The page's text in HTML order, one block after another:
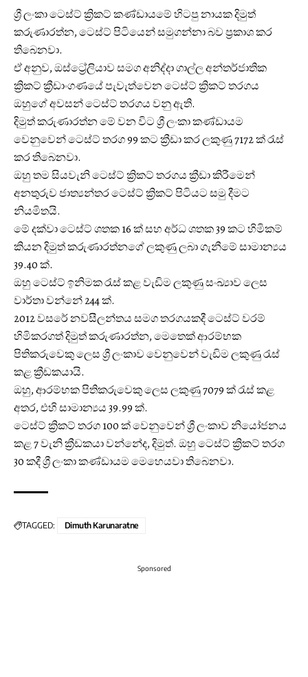
ශ්‍රී ලංකා ටෙස්ට් ක්‍රිකට් කණ්ඩායමේ හිටපු නායක දිමුත්
කරුණාරත්න, ටෙස්ට් පිටියෙන් සමුගන්නා බව ප්‍රකාශ කර
තිබෙනවා.
ඒ අනුව, ඔස්ට්‍රේලියාව සමග අනිද්දා ගාල්ල අන්තර්ජාතික
ක්‍රිකට් ක්‍රීඩාංගණයේ පැවැත්වෙන ටෙස්ට් ක්‍රිකට් තරගය
ඔහුගේ අවසන් ටෙස්ට් තරගය වනු ඇති.
දිමුත් කරුණාරත්න මේ වන විට ශ්‍රී ලංකා කණ්ඩායම
වෙනුවෙන් ටෙස්ට් තරග 99 කට ක්‍රීඩා කර ලකුණු 7172 ක් රැස්
කර තිබෙනවා.
ඔහු තම සියවැනි ටෙස්ට් ක්‍රිකට් තරගය ක්‍රීඩා කිරීමෙන්
අනතුරුව ජාත්‍යන්තර ටෙස්ට් ක්‍රිකට් පිටියට සමු දීමට
නියමිතයි.
මේ දක්වා ටෙස්ට් ශතක 16 ක් සහ අර්ධ ශතක 39 කට හිමිකම්
කියන දිමුත් කරුණාරත්නගේ ලකුණු ලබා ගැනීමේ සාමාන්‍යය
39.40 ක්.
ඔහු ටෙස්ට් ඉනිමක රැස් කළ වැඩිම ලකුණු සංඛ්‍යාව ලෙස
වාර්තා වන්නේ 244 ක්.
2012 වසරේ නවසීලන්තය සමග තරගයකදී ටෙස්ට් වරම්
හිමිකරගත් දිමුත් කරුණාරත්න, මෙතෙක් ආරම්භක
පිතිකරුවෙකු ලෙස ශ්‍රී ලංකාව වෙනුවෙන් වැඩිම ලකුණු රැස්
කළ ක්‍රීඩකයායි.
ඔහු, ආරම්භක පිතිකරුවෙකු ලෙස ලකුණු 7079 ක් රැස් කළ
අතර, එහි සාමාන්‍යය 39.99 ක්.
ටෙස්ට් ක්‍රිකට් තරග 100 ක් වෙනුවෙන් ශ්‍රී ලංකාව නියෝජනය
කළ 7 වැනි ක්‍රීඩකයා වන්නේද, දිමුත්. ඔහු ටෙස්ට් ක්‍රිකට් තරග
30 කදී ශ්‍රී ලංකා කණ්ඩායම මෙහෙයවා තිබෙනවා.
TAGGED: Dimuth Karunaratne
Sponsored